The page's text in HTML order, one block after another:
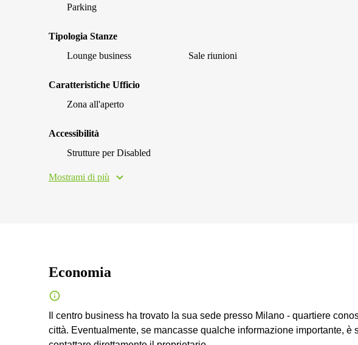
Parking
Tipologia Stanze
Lounge business
Sale riunioni
Caratteristiche Ufficio
Zona all'aperto
Accessibilità
Strutture per Disabled
Mostrami di più
Economia
Il centro business ha trovato la sua sede presso Milano - quartiere
città. Eventualmente, se mancasse qualche informazione importante, è